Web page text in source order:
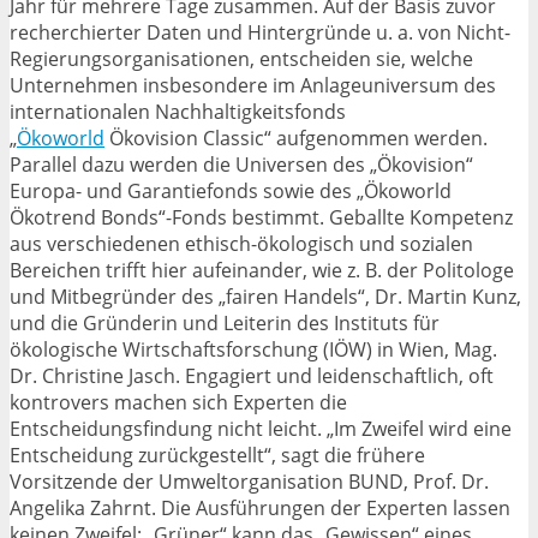
Jahr für mehrere Tage zusammen. Auf der Basis zuvor
recherchierter Daten und Hintergründe u. a. von Nicht-
Regierungsorganisationen, entscheiden sie, welche
Unternehmen insbesondere im Anlageuniversum des
internationalen Nachhaltigkeitsfonds
„Ökoworld Ökovision Classic“ aufgenommen werden.
Parallel dazu werden die Universen des „Ökovision“
Europa- und Garantiefonds sowie des „Ökoworld
Ökotrend Bonds“-Fonds bestimmt. Geballte Kompetenz
aus verschiedenen ethisch-ökologisch und sozialen
Bereichen trifft hier aufeinander, wie z. B. der Politologe
und Mitbegründer des „fairen Handels“, Dr. Martin Kunz,
und die Gründerin und Leiterin des Instituts für
ökologische Wirtschaftsforschung (IÖW) in Wien, Mag.
Dr. Christine Jasch. Engagiert und leidenschaftlich, oft
kontrovers machen sich Experten die
Entscheidungsfindung nicht leicht. „Im Zweifel wird eine
Entscheidung zurückgestellt“, sagt die frühere
Vorsitzende der Umweltorganisation BUND, Prof. Dr.
Angelika Zahrnt. Die Ausführungen der Experten lassen